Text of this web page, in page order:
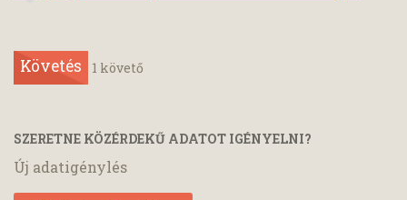
Követés 1 követő
SZERETNE KÖZÉRDEKŰ ADATOT IGÉNYELNI?
Új adatigénylés